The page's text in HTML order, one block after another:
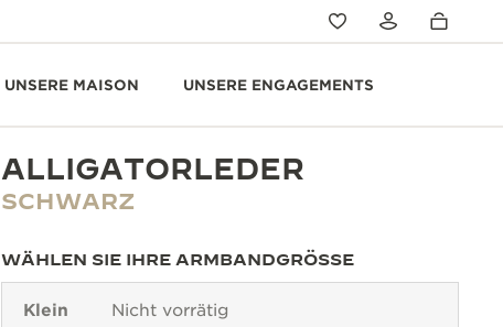
UNSERE MAISON UNSERE ENGAGEMENTS
ALLIGATORLEDER
SCHWARZ
WÄHLEN SIE IHRE ARMBANDGRÖSSE
Klein Nicht vorrätig